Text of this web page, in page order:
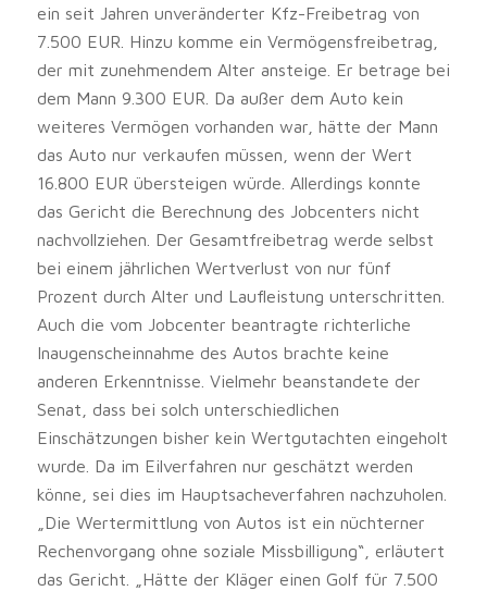
ein seit Jahren unveränderter Kfz-Freibetrag von
7.500 EUR. Hinzu komme ein Vermögensfreibetrag,
der mit zunehmendem Alter ansteige. Er betrage bei
dem Mann 9.300 EUR. Da außer dem Auto kein
weiteres Vermögen vorhanden war, hätte der Mann
das Auto nur verkaufen müssen, wenn der Wert
16.800 EUR übersteigen würde. Allerdings konnte
das Gericht die Berechnung des Jobcenters nicht
nachvollziehen. Der Gesamtfreibetrag werde selbst
bei einem jährlichen Wertverlust von nur fünf
Prozent durch Alter und Laufleistung unterschritten.
Auch die vom Jobcenter beantragte richterliche
Inaugenscheinnahme des Autos brachte keine
anderen Erkenntnisse. Vielmehr beanstandete der
Senat, dass bei solch unterschiedlichen
Einschätzungen bisher kein Wertgutachten eingeholt
wurde. Da im Eilverfahren nur geschätzt werden
könne, sei dies im Hauptsacheverfahren nachzuholen.
„Die Wertermittlung von Autos ist ein nüchterner
Rechenvorgang ohne soziale Missbilligung“, erläutert
das Gericht. „Hätte der Kläger einen Golf für 7.500